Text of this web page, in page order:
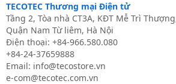
TECOTEC Thương mại Điện tử
Tầng 2, Tòa nhà CT3A, KĐT Mễ Trì
Quận Nam Từ liêm, Hà Nội
Điện thoại: +84-966.580.080
+84-24-37659888
Email: info@tecostore.vn
e-com@tecotec.com.vn